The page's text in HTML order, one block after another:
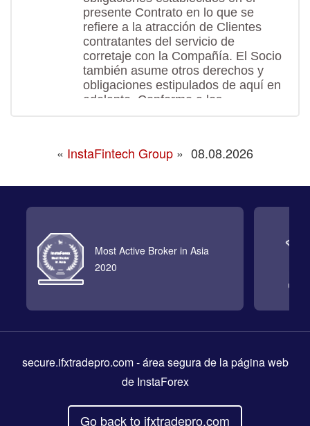
« InstaFintech Group » 08.08.2026
Most Active Broker in Asia
2020
secure.ifxtradepro.com- área segura de la página web
de InstaForex
Go back to ifxtradepro.com